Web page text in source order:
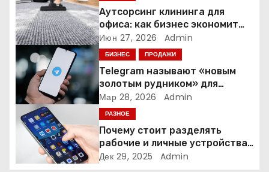
о
з
а
п
и
Аутсорсинг клининга для
офиса: как бизнес экономит
время и деньги на уборке
Июн 27, 2026 Admin
БИЗНЕС ПРОДАЖИ
Telegram называют «новым
золотым рудником» для
креаторов: как блогеры
создают онлайн-бизнес
Мар 28, 2026 Admin
РАЗНОЕ
Почему стоит разделять
рабочие и личные устройства
— и чем опасно всё смешивать
Дек 29, 2025 Admin